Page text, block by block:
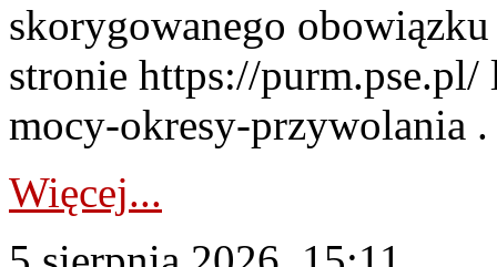
skorygowanego
stronie https://
mocy-okresy-przywolania
Więcej...